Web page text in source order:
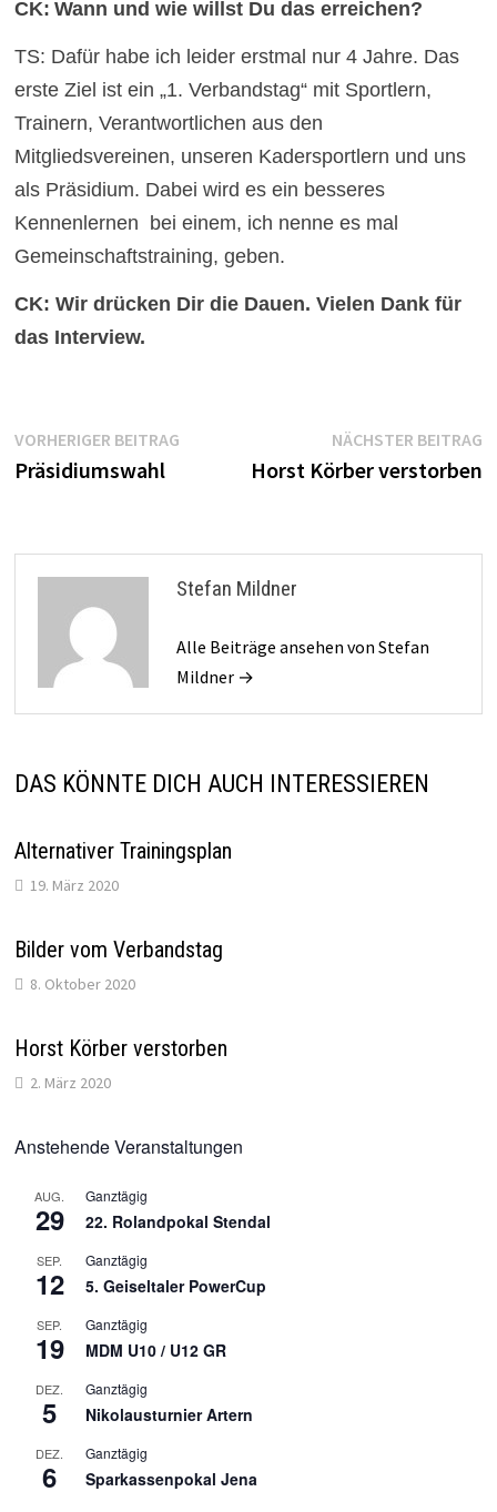
CK: Wann und wie willst Du das erreichen?
TS: Dafür habe ich leider erstmal nur 4 Jahre. Das
erste Ziel ist ein „1. Verbandstag“ mit Sportlern,
Trainern, Verantwortlichen aus den
Mitgliedsvereinen, unseren Kadersportlern und uns
als Präsidium. Dabei wird es ein besseres
Kennenlernen bei einem, ich nenne es mal
Gemeinschaftstraining, geben.
CK: Wir drücken Dir die Dauen. Vielen Dank für
das Interview.
Beitragsnavigation
VORHERIGER BEITRAGVorheriger
Präsidiumswahl
NÄCHSTER BEITRAG
Horst Körber verstorben
Stefan Mildner
Alle Beiträge ansehen von Stefan
Mildner →
DAS KÖNNTE DICH AUCH INTERESSIEREN
Alternativer Trainingsplan
19. März 2020
Bilder vom Verbandstag
8. Oktober 2020
Horst Körber verstorben
2. März 2020
Anstehende Veranstaltungen
AUG.
29
Ganztägig
22. Rolandpokal Stendal
SEP.
12
Ganztägig
5. Geiseltaler PowerCup
SEP.
19
Ganztägig
MDM U10 / U12 GR
DEZ.
5
Ganztägig
Nikolausturnier Artern
DEZ.
6
Ganztägig
Sparkassenpokal Jena